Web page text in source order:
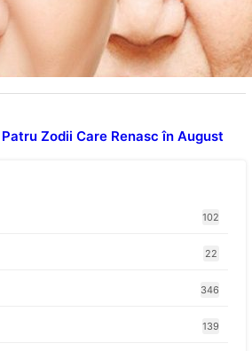
Personalității după 70 de Ani: Ce
Ne Oferă Studiile Psihologice
Zodii Care Renasc în August
102
22
346
139